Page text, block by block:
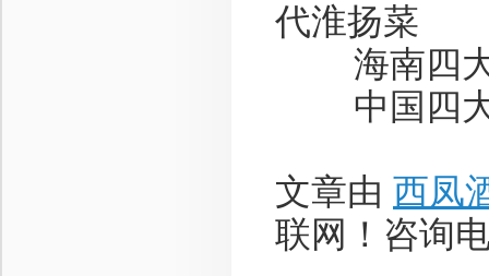
代淮扬菜
海南四大
中国四大
文章由 西凤
联网！咨询